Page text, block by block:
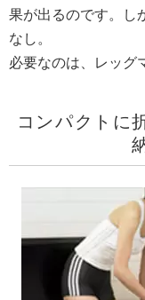
果が出るのです。し
なし。
必要なのは、レッグ
コンパクトに